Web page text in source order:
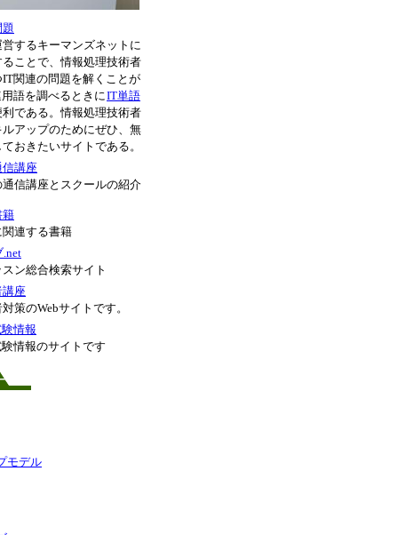
営するキーマンズネットに
ことで、情報処理技術者
関連の問題を解くことが
語を調べるときにIT単語
である。情報処理技術者
アップのためにぜひ、無
おきたいサイトである。
信講座
信講座とスクールの紹介
籍
連する書籍
.net
ン総合検索サイト
講座
策のWebサイトです。
情報
情報のサイトです
モデル